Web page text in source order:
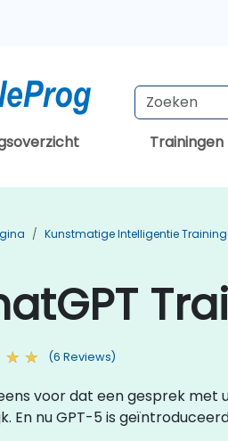
Trainingen
Kunstmatige Intelligentie
(6 Reviews)
voor dat een gesprek met
En nu GPT-5 is